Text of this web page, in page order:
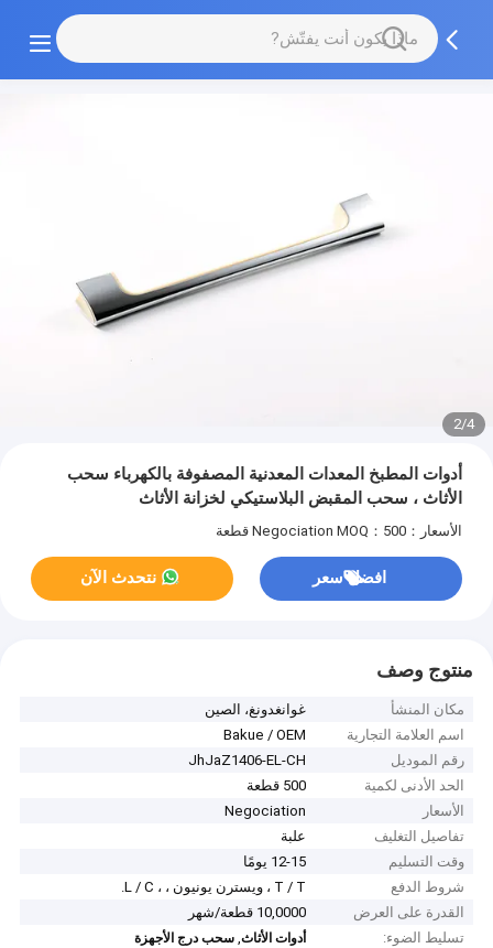
2/4
أدوات المطبخ المعدات المعدنية المصفوفة بالكهرباء سحب
الأثاث ، سحب المقبض البلاستيكي لخزانة الأثاث
الأسعار：Negociation MOQ：500 قطعة
افضل سعر نتحدث الآن
منتوج وصف
مكان المنشأ
غوانغدونغ، الصين
اسم العلامة التجارية
Bakue / OEM
رقم الموديل
JhJaZ1406-EL-CH
الحد الأدنى لكمية
500 قطعة
الأسعار
Negociation
تفاصيل التغليف
علبة
وقت التسليم
12-15 يومًا
شروط الدفع
T / T ، ويسترن يونيون ، ، L / C.
القدرة على العرض
10,0000 قطعة/شهر
تسليط الضوء:
أدوات الأثاث,سحب درج الأجهزة